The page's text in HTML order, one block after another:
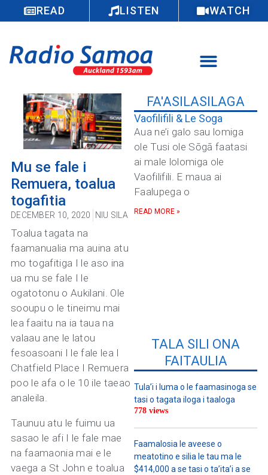
READ LISTEN WATCH
Mu se fale i
Remuera, toalua
togafitia
DECEMBER 10, 2020 NIU SILA
Toalua tagata na
faamanualia ma auina atu
mo togafitiga I le aso ina
ua mu se fale I le
ogatotonu o Aukilani. Ole
sooupu o le tineimu mai
lea faaitu na ia taua na
valaau ane le latou
fesoasoani I le fale lea I
Chatfield Place I Remuera
poo le afa o le 10 ile taeao
analeila.
Taunuu atu le fuimu ua
sasao le afi I le fale mae
na faamaonia mai e le
vaega a St John e toalua
FA'ASILASILAGA
Vaofilifili & Le Soga
Aua ne’i galo sau lomiga
ole Tusi ole Sōgā faatasi
ai male lolomiga ole
Vaofilifili. E maua ai
Faalupega o
READ MORE »
TALA SILI ONA
FAITAULIA
Tula’i i luma o le faamasinoga se
tasi o tagata iloga i taaloga
778 views
Faamalosia le aveese o
meatotino e silia le tau ma le
$414,000 a se tasi o ta’ita’i a se